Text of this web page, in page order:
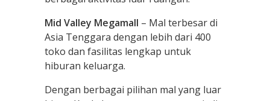
Mid Valley Megamall – Mal terbesar di
Asia Tenggara dengan lebih dari 400
toko dan fasilitas lengkap untuk
hiburan keluarga.
Dengan berbagai pilihan mal yang luar